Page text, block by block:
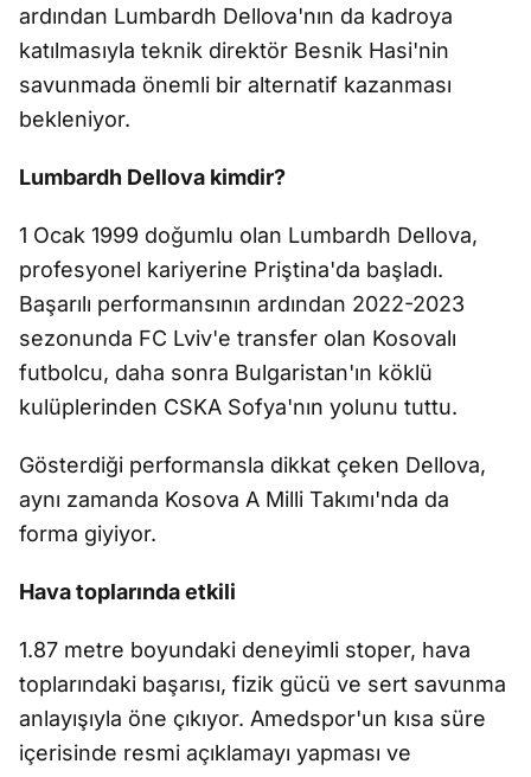
ardından Lumbardh Dellova'nın da kadroya
katılmasıyla teknik direktör Besnik Hasi'nin
savunmada önemli bir alternatif kazanması
bekleniyor.
Lumbardh Dellova kimdir?
1 Ocak 1999 doğumlu olan Lumbardh Dellova,
profesyonel kariyerine Priştina'da başladı.
Başarılı performansının ardından 2022-2023
sezonunda FC Lviv'e transfer olan Kosovalı
futbolcu, daha sonra Bulgaristan'ın köklü
kulüplerinden CSKA Sofya'nın yolunu tuttu.
Gösterdiği performansla dikkat çeken Dellova,
aynı zamanda Kosova A Milli Takımı'nda da
forma giyiyor.
Hava toplarında etkili
1.87 metre boyundaki deneyimli stoper, hava
toplarındaki başarısı, fizik gücü ve sert savunma
anlayışıyla öne çıkıyor. Amedspor'un kısa süre
içerisinde resmi açıklamayı yapması ve